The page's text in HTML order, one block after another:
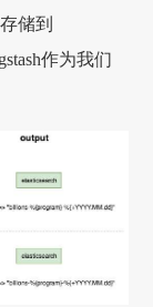
储到
作为我们